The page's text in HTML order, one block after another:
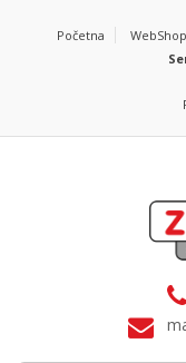
Početna WebShop